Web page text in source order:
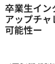
卒業生イ
アップチ
可能性ー